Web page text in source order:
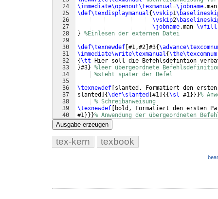
24
25
26
27
28
29
30
31
32
33
34
35
36
37
38
39
40
41
\immediate\openout\texmanual=\jobname
\def\texdisplaymanual{\vskip1
\vskip2
\jobname.man \vfill
} %Einlesen der externen Datei
\def\texnewdef #1,#2 #3{
\immediate\write\texmanual{\the\texcomnum
{\tt Hier soll die Befehlsdefintion
}#3} %leer übergeordnete
%steht später der Befel
\texnewdef slanted, Formatiert den ersten
slanted
{\def\slanted #1 {{\sl #1}}}%
% Schreibanweisung
\texnewdef
bold, Formatiert den ersten
#1}}}% Anwendung der übergeordneten
% Schreibanweisung
Ausgabe erzeugen
tex-kern texbook